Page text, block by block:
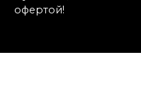
офертой!